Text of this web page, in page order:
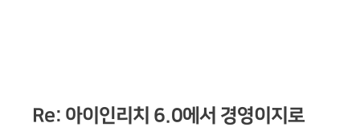
Re: 아이인리치 6.0에서 경영이지로